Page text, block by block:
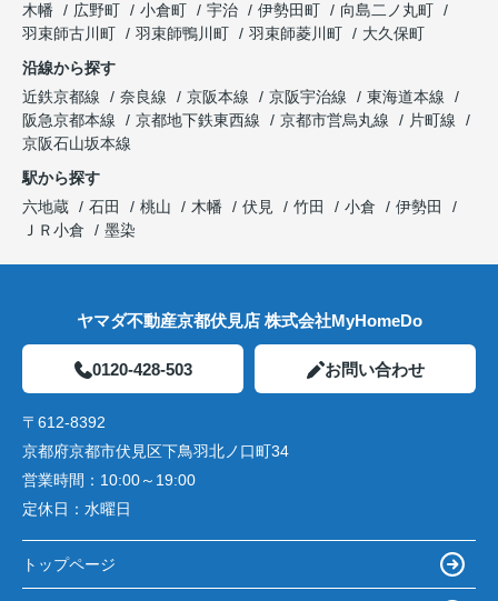
木幡
広野町 小倉町 宇治 伊勢田町
向島二ノ丸町
羽束師古川町
羽束師鴨川町 羽束師菱川町
大久保町
沿線から探す
近鉄京都線
奈良線 京阪本線 京阪宇治線
東海道本線
阪急京都本線
京都地下鉄東西線 京都市営烏丸線
片町線
京阪石山坂本線
駅から探す
六地蔵
石田 桃山 木幡 伏見 竹田 小倉
伊勢田
ＪＲ小倉
墨染
ヤマダ不動産京都伏見店 株式会社MyHomeDo
0120-428-503 お問い合わせ
〒612-8392
京都府京都市伏見区下鳥羽北ノ口町34
営業時間： 10:00～19:00
定休日： 水曜日
トップページ